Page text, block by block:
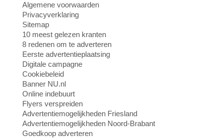
Algemene voorwaarden
Privacyverklaring
Sitemap
10 meest gelezen kranten
8 redenen om te adverteren
Eerste advertentieplaatsing
Digitale campagne
Cookiebeleid
Banner NU.nl
Online indebuurt
Flyers verspreiden
Advertentiemogelijkheden Friesland
Advertentiemogelijkheden Noord-Brabant
Goedkoop adverteren